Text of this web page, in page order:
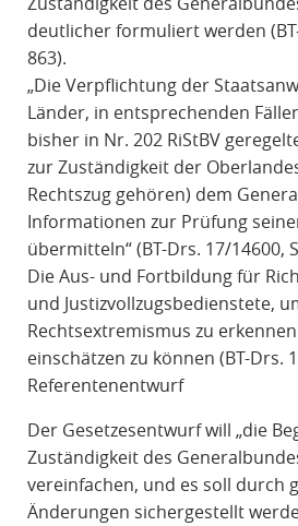
deutlicher formuliert werden
863).
„Die Verpflichtung der
Länder, in entsprechenden
bisher in Nr. 202 RiStBV
zur Zuständigkeit der
Rechtszug gehören) dem
Informationen zur Prüfung
übermitteln“ (BT-Drs. 17/14600,
Die Aus- und Fortbildung für
und Justizvollzugsbedienstete,
Rechtsextremismus zu
einschätzen zu können (BT-Drs.
Referentenentwurf
Der Gesetzesentwurf will „die
Zuständigkeit des
vereinfachen, und es soll durch
Änderungen sichergestellt